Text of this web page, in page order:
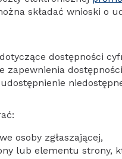
składać wnioski o
dostępności
zapewnienia
osoby zgłaszającej,
lub elementu strony,